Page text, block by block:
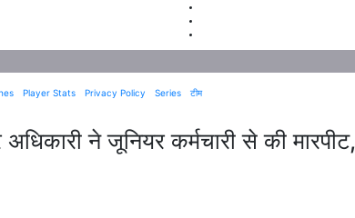
Player Stats Privacy Policy Series टीम
ने जूनियर कर्मचारी से की